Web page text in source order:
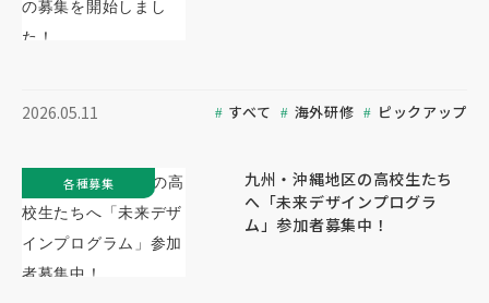
2026.05.11 すべて 海外研修 ピックアップ
九州・沖縄地区の高校生たち
へ「未来デザインプログラ
ム」参加者募集中！
各種募集